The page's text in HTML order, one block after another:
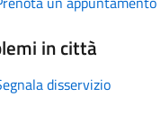
in città
disservizio